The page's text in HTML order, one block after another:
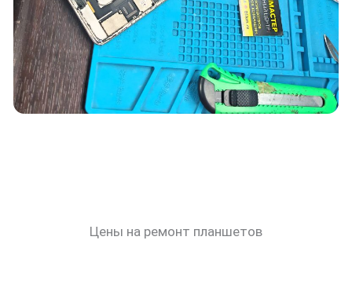
Цены на ремонт планшетов